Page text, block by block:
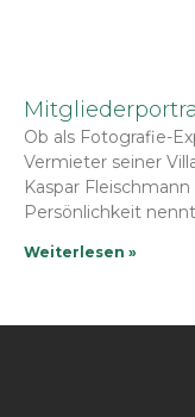
Ob als Fotografie-
Vermieter seiner
Kaspar
Persönlichkeit
Weiterlesen »